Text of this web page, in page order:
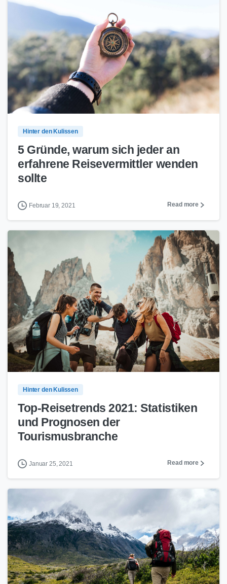
1 0
Hinter den Kulissen
5 Gründe, warum sich jeder an
erfahrene Reisevermittler wenden
sollte
Februar 19, 2021 Read more
52 2
Hinter den Kulissen
Top-Reisetrends 2021: Statistiken
und Prognosen der
Tourismusbranche
Januar 25, 2021 Read more